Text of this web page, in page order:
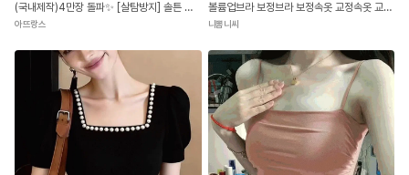
(국내제작)4만장 돌파✨ [살탐방지] 솔튼 시스루 요루 크롭 셔츠 시스루셔츠 요루셔츠 크롭셔츠 데일리룩 여리핏코디 꾸안꾸룩 셔츠추천 여름셔츠 캠퍼스룩 살안타템 여름옷 여성셔츠 bs7659
아뜨랑스
볼륨업브라 보정브라 보정속옷 교정속옷 교정브라 심리스브라 처진가슴 새가슴 굽은등교정기 앞후크브라 자세교정 기능성브라 편한브라 가슴모아주는 벌어진가슴 탱글탑
니뽐니씨